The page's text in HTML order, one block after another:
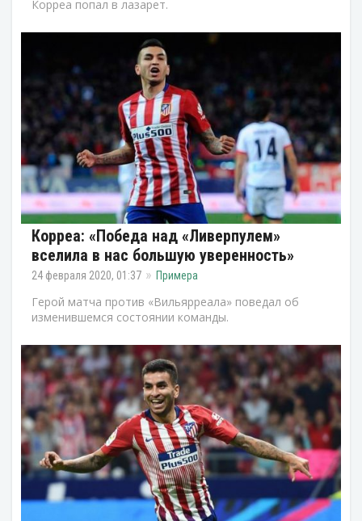
Корреа попал в лазарет.
Корреа: «Победа над «Ливерпулем»
вселила в нас большую уверенность»
24 февраля 2020, 01:37 Примера
Герой матча против «Вильярреала» поведал об
изменившемся состоянии команды.